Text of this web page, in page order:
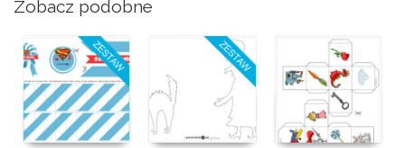
Zobacz podobne